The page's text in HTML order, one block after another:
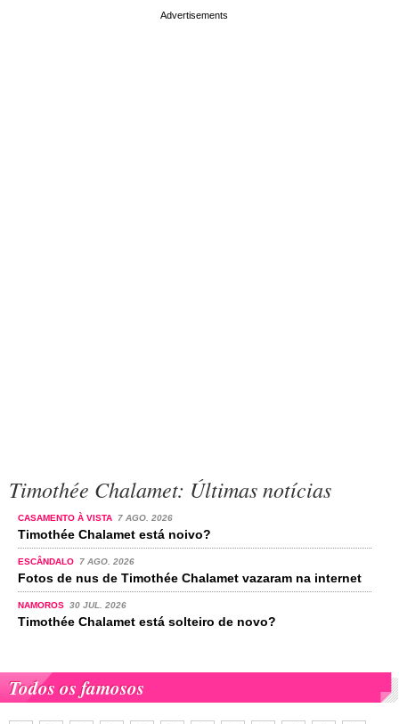
Timothée Chalamet: Últimas notícias
CASAMENTO À VISTA 7 AGO. 2026
Timothée Chalamet está noivo?
ESCÂNDALO 7 AGO. 2026
Fotos de nus de Timothée Chalamet vazaram na internet
NAMOROS 30 JUL. 2026
Timothée Chalamet está solteiro de novo?
Todos os famosos